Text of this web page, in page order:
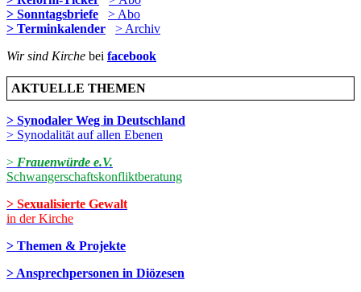
> Sonntagsbriefe
> Abo
> Terminkalender
> Archiv
Wir sind Kirche bei facebook
AKTUELLE THEMEN
> Synodaler Weg in Deutschland
> Synodalität auf allen Ebenen
> Frauenwürde e.V.
Schwangerschaftskonfliktberatung
> Sexualisierte Gewalt
in der Kirche
> Themen & Projekte
> Ansprechpersonen in Diözesen